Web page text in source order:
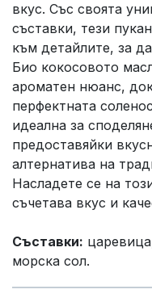
вкус. Със своята
съставки, тези
към детайлите, за
Био кокосовото
ароматен нюанс,
перфектната
идеална за
предоставяйки
алтернатива на
Насладете се на
съчетава вкус и
Съставки:
морска сол.